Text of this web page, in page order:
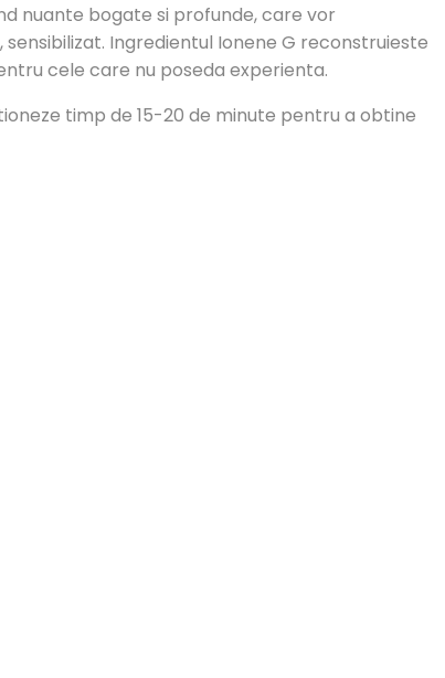
nuante bogate si profunde, care vor
Ingredientul Ionene G reconstruieste
cele care nu poseda experienta.
timp de 15-20 de minute pentru a obtine